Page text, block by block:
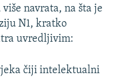
navrata, na šta je
N1, kratko
uvredljivim:
čiji intelektualni